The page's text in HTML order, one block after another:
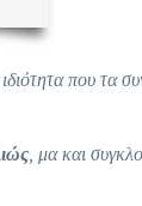
που τα
, μα και